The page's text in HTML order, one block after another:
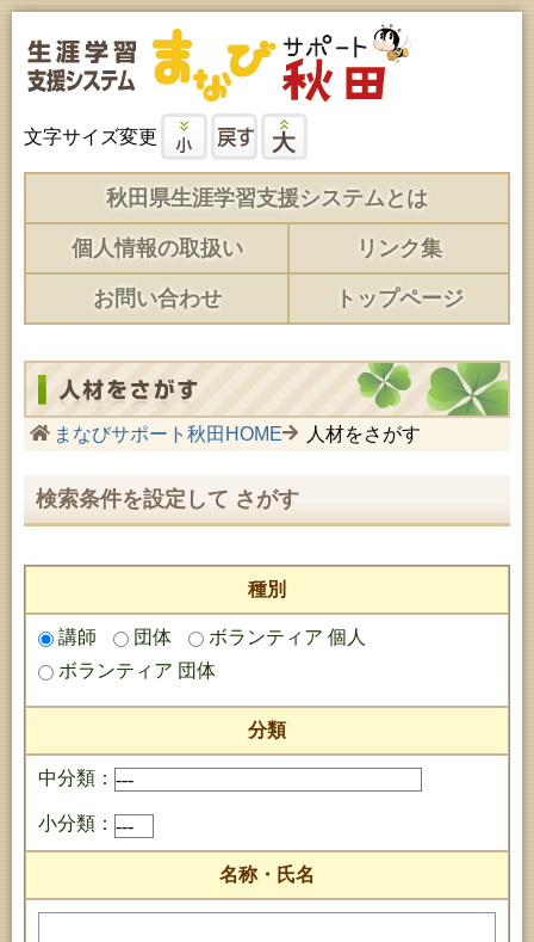
文字サイズ変更
秋田県生涯学習支援システムとは
個人情報の取扱い リンク集
お問い合わせ トップページ
まなびサポート秋田HOME 人材をさがす
検索条件を設定して さがす
種別
講師 団体
ボランティア 個人
ボランティア 団体
分類
中分類：
小分類：
名称・氏名